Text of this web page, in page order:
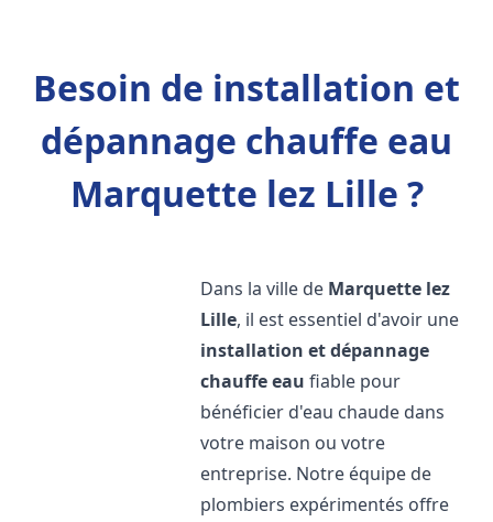
Besoin de installation et
dépannage chauffe eau
Marquette lez Lille ?
Dans la ville de Marquette lez
Lille, il est essentiel d'avoir une
installation et dépannage
chauffe eau fiable pour
bénéficier d'eau chaude dans
votre maison ou votre
entreprise. Notre équipe de
plombiers expérimentés offre